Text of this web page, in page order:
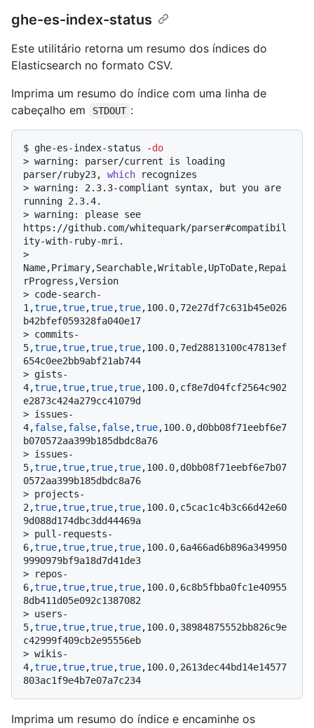
ghe-es-index-status
Este utilitário retorna um resumo dos índices do
Elasticsearch no formato CSV.
Imprima um resumo do índice com uma linha de
cabeçalho em
STDOUT :
$ ghe-es-index-status -do
> warning: parser/current is loading
parser/ruby23, which recognizes
> warning: 2.3.3-compliant syntax, but you are
running 2.3.4.
> warning: please see
https://github.com/whitequark/parser#compatibil
ity-with-ruby-mri.
Name,Primary,Searchable,Writable,UpToDate,Repai
rProgress,Version
> code-search-
1,true,true,true,true,100.0,72e27df7c631b45e026
b42bfef059328fa040e17
> commits-
5,true,true,true,true,100.0,7ed28813100c47813ef
654c0ee2bb9abf21ab744
> gists-
4,true,true,true,true,100.0,cf8e7d04fcf2564c902
e2873c424a279cc41079d
> issues-
4,false,false,false,true,100.0,d0bb08f71eebf6e7
b070572aa399b185dbdc8a76
> issues-
5,true,true,true,true,100.0,d0bb08f71eebf6e7b07
0572aa399b185dbdc8a76
> projects-
2,true,true,true,true,100.0,c5cac1c4b3c66d42e60
9d088d174dbc3dd44469a
> pull-requests-
6,true,true,true,true,100.0,6a466ad6b896a349950
9990979bf9a18d7d41de3
>
repos-
6,true,true,true,true,100.0,6c8b5fbba0fc1e40955
8db411d05e092c1387082
> users-
5,true,true,true,true,100.0,38984875552bb826c9e
c42999f409cb2e95556eb
> wikis-
4,true,true,true,true,100.0,2613dec44bd14e14577
803ac1f9e4b7e07a7c234
Imprima um resumo do índice e encaminhe os